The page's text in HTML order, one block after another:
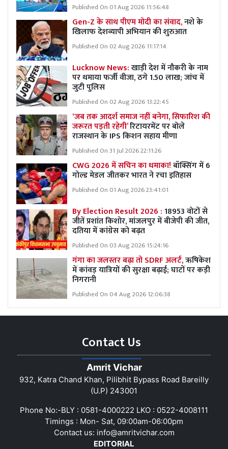
Published On 01 Aug 2026 11:56:48
Gen-Z के साथ पीएम मोदी का संवाद,नशे के
खिलाफ देशव्यापी अभियान की शुरुआत
Published On 02 Aug 2026 11:17:14
Lucknow News:खाड़ी देश में नौकरी के नाम
पर थमाया फर्जी वीजा, ठगे 1.50 लाख; जांच में
जुटी पुलिस
Published On 02 Aug 2026 13:22:45
‘जब तक आदर्श समाज नहीं बनेगा, सिफारिश की
जरूरत पड़ती रहेगी’रिटायरमेंट पर बोले
राजस्थान के IPS किशन सहाय मीणा
Published On 31 Jul 2026 22:11:26
CWG 2026 में सचिन का धमाका!बॉक्सिंग में 6
गोल्ड मेडल जीतकर भारत ने रचा इतिहास
Published On 01 Aug 2026 23:41:01
By Election Result 2026 :18953 वोटों से
जीतें प्रशांत किशोर, मांजलपुर में बीजेपी की जीत,
दतिया में कांग्रेस को बढ़त
Published On 03 Aug 2026 15:24:16
गंगा का जलस्तर बढ़ा तो SDRF अलर्ट,ऋषिकेश
में कांवड़ यात्रियों की सुरक्षा बढ़ाई; घाटों पर कड़ी
निगरानी
Published On 04 Aug 2026 12:06:38
Contact Us
Amrit Vichar
932, Katra Chand Khan, Pilibhit Bypass Road Bareilly
(U.P) 243001
Phone No:-BLY : 0581-4000222 LKO : 0522-4008111
Timings : Mon- Sat, 09:00am-06:00pm
Contact us: info@amritvichar.com
EDITORIAL